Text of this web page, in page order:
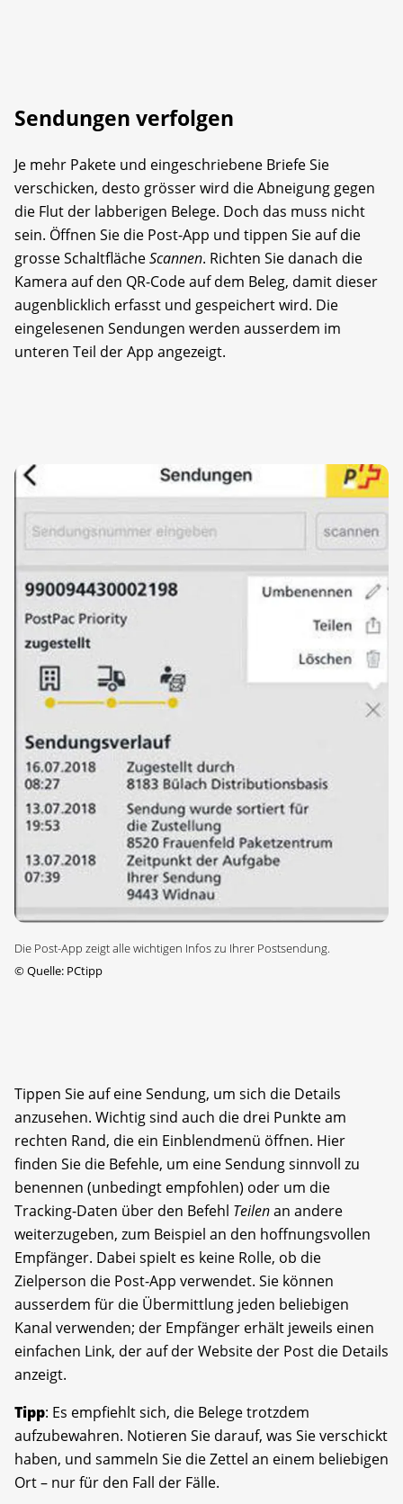
Sendungen verfolgen
Je mehr Pakete und eingeschriebene Briefe Sie
verschicken, desto grösser wird die Abneigung gegen
die Flut der labberigen Belege. Doch das muss nicht
sein. Öffnen Sie die Post-App und tippen Sie auf die
grosse SchaltflächeScannen. Richten Sie danach die
Kamera auf den QR-Code auf dem Beleg, damit dieser
augenblicklich erfasst und gespeichert wird. Die
eingelesenen Sendungen werden ausserdem im
unteren Teil der App angezeigt.
Die Post-App zeigt alle wichtigen Infos zu Ihrer Postsendung.
©Quelle: PCtipp
Tippen Sie auf eine Sendung, um sich die Details
anzusehen. Wichtig sind auch die drei Punkte am
rechten Rand, die ein Einblendmenü öffnen. Hier
finden Sie die Befehle, um eine Sendung sinnvoll zu
benennen (unbedingt empfohlen) oder um die
Tracking-Daten über den Befehl Teilenan andere
weiterzugeben, zum Beispiel an den hoffnungsvollen
Empfänger. Dabei spielt es keine Rolle, ob die
Zielperson die Post-App verwendet. Sie können
ausserdem für die Übermittlung jeden beliebigen
Kanal verwenden; der Empfänger erhält jeweils einen
einfachen Link, der auf der Website der Post die Details
anzeigt.
Tipp: Es empfiehlt sich, die Belege trotzdem
aufzubewahren. Notieren Sie darauf, was Sie verschickt
haben, und sammeln Sie die Zettel an einem beliebigen
Ort – nur für den Fall der Fälle.